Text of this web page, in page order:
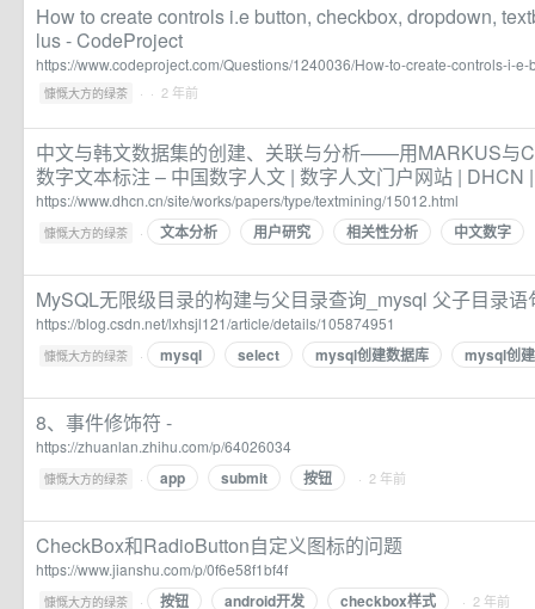
How to create controls i.e button, checkbox, dropdown,
lus - CodeProject
https://www.codeproject.com/Questions/1240036/How-to-create-controls-i-
慷慨大方的绿茶 · · 2 年前
中文与韩文数据集的创建、关联与分析——用MARKUS与
数字文本标注 – 中国数字人文 | 数字人文门户网站 | DHCN
https://www.dhcn.cn/site/works/papers/type/textmining/15012.html
慷慨大方的绿茶 · 文本分析 用户研究 相关性分析 中文数字
MySQL无限级目录的构建与父目录查询_mysql 父子目录语
https://blog.csdn.net/lxhsjl121/article/details/105874951
慷慨大方的绿茶 · mysql select mysql创建数据库 mysql创
8、事件修饰符 -
https://zhuanlan.zhihu.com/p/64026034
慷慨大方的绿茶 · app submit 按钮 · 2 年前
CheckBox和RadioButton自定义图标的问题
https://www.jianshu.com/p/0f6e58f1bf4f
慷慨大方的绿茶 · 按钮 android开发 checkbox样式 · 2 年前